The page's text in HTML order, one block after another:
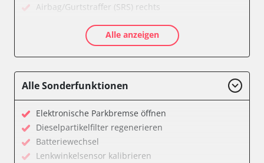
Airbag/Gurtstraffer (SRS) rechts
Allradelektronik
Anhängersteuergerät
Diagnoseschnittstelle (EOBD/OBDII)
Einparkhilfe
Einparkhilfe Lenkhilfe
Einstiegshilfe Beifahrer
Alle anzeigen
Alle Sonderfunktionen
Elektronische Parkbremse öffnen
Dieselpartikelfilter regenerieren
Batteriewechsel
Lenkwinkelsensor kalibrieren